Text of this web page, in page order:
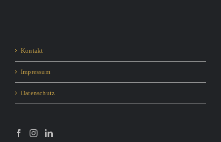
Kontakt
Impressum
Datenschutz